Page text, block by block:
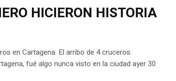
HICIERON HISTORIA
en Cartagena. El arribo de 4 cruceros
fué algo nunca visto en la ciudad ayer 30